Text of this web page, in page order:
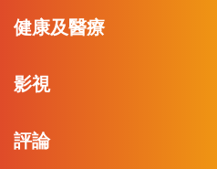
健康及醫療
影視
評論